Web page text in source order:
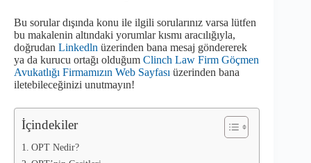
Bu sorular dışında konu ile ilgili sorularınız varsa lütfen
bu makalenin altındaki yorumlar kısmı aracılığıyla,
doğrudan Linkedln üzerinden bana mesaj göndererek
ya da kurucu ortağı olduğum Clinch Law Firm Göçmen
Avukatlığı Firmamızın Web Sayfası üzerinden bana
iletebileceğinizi unutmayın!
İçindekiler
OPT Nedir?